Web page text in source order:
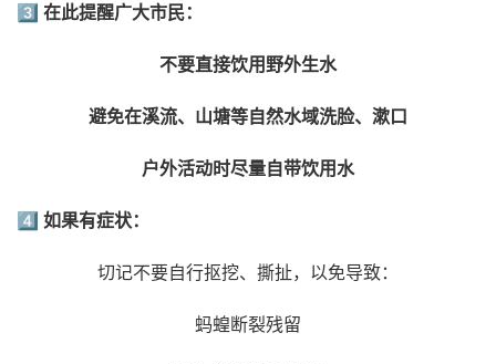
3️⃣ 在此提醒广大市民：
不要直接饮用野外生水
避免在溪流、山塘等自然水域洗脸、漱口
户外活动时尽量自带饮用水
4️⃣ 如果有症状：
切记不要自行抠挖、撕扯，以免导致：
蚂蝗断裂残留